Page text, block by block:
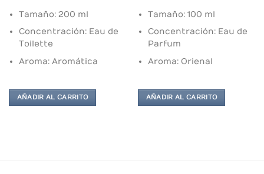
Tamaño: 200 ml
Concentración: Eau de
Toilette
Aroma: Aromática
AÑADIR AL CARRITO
Tamaño: 100 ml
Concentración: Eau de
Parfum
Aroma: Orienal
AÑADIR AL CARRITO